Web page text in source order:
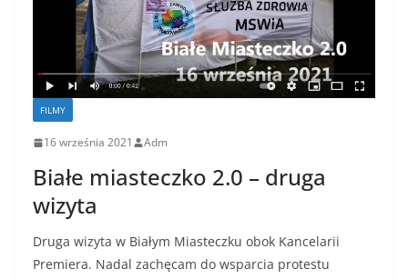
FILMY
16 września 2021 Adm
Białe miasteczko 2.0 – druga
wizyta
Druga wizyta w Białym Miasteczku obok Kancelarii
Premiera. Nadal zachęcam do wsparcia protestu